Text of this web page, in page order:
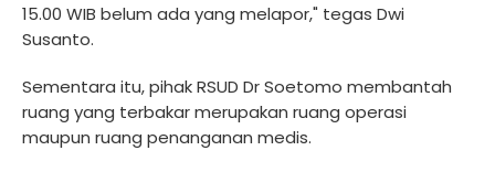
15.00 WIB belum ada yang melapor," tegas Dwi
Susanto.
Sementara itu, pihak RSUD Dr Soetomo membantah
ruang yang terbakar merupakan ruang operasi
maupun ruang penanganan medis.